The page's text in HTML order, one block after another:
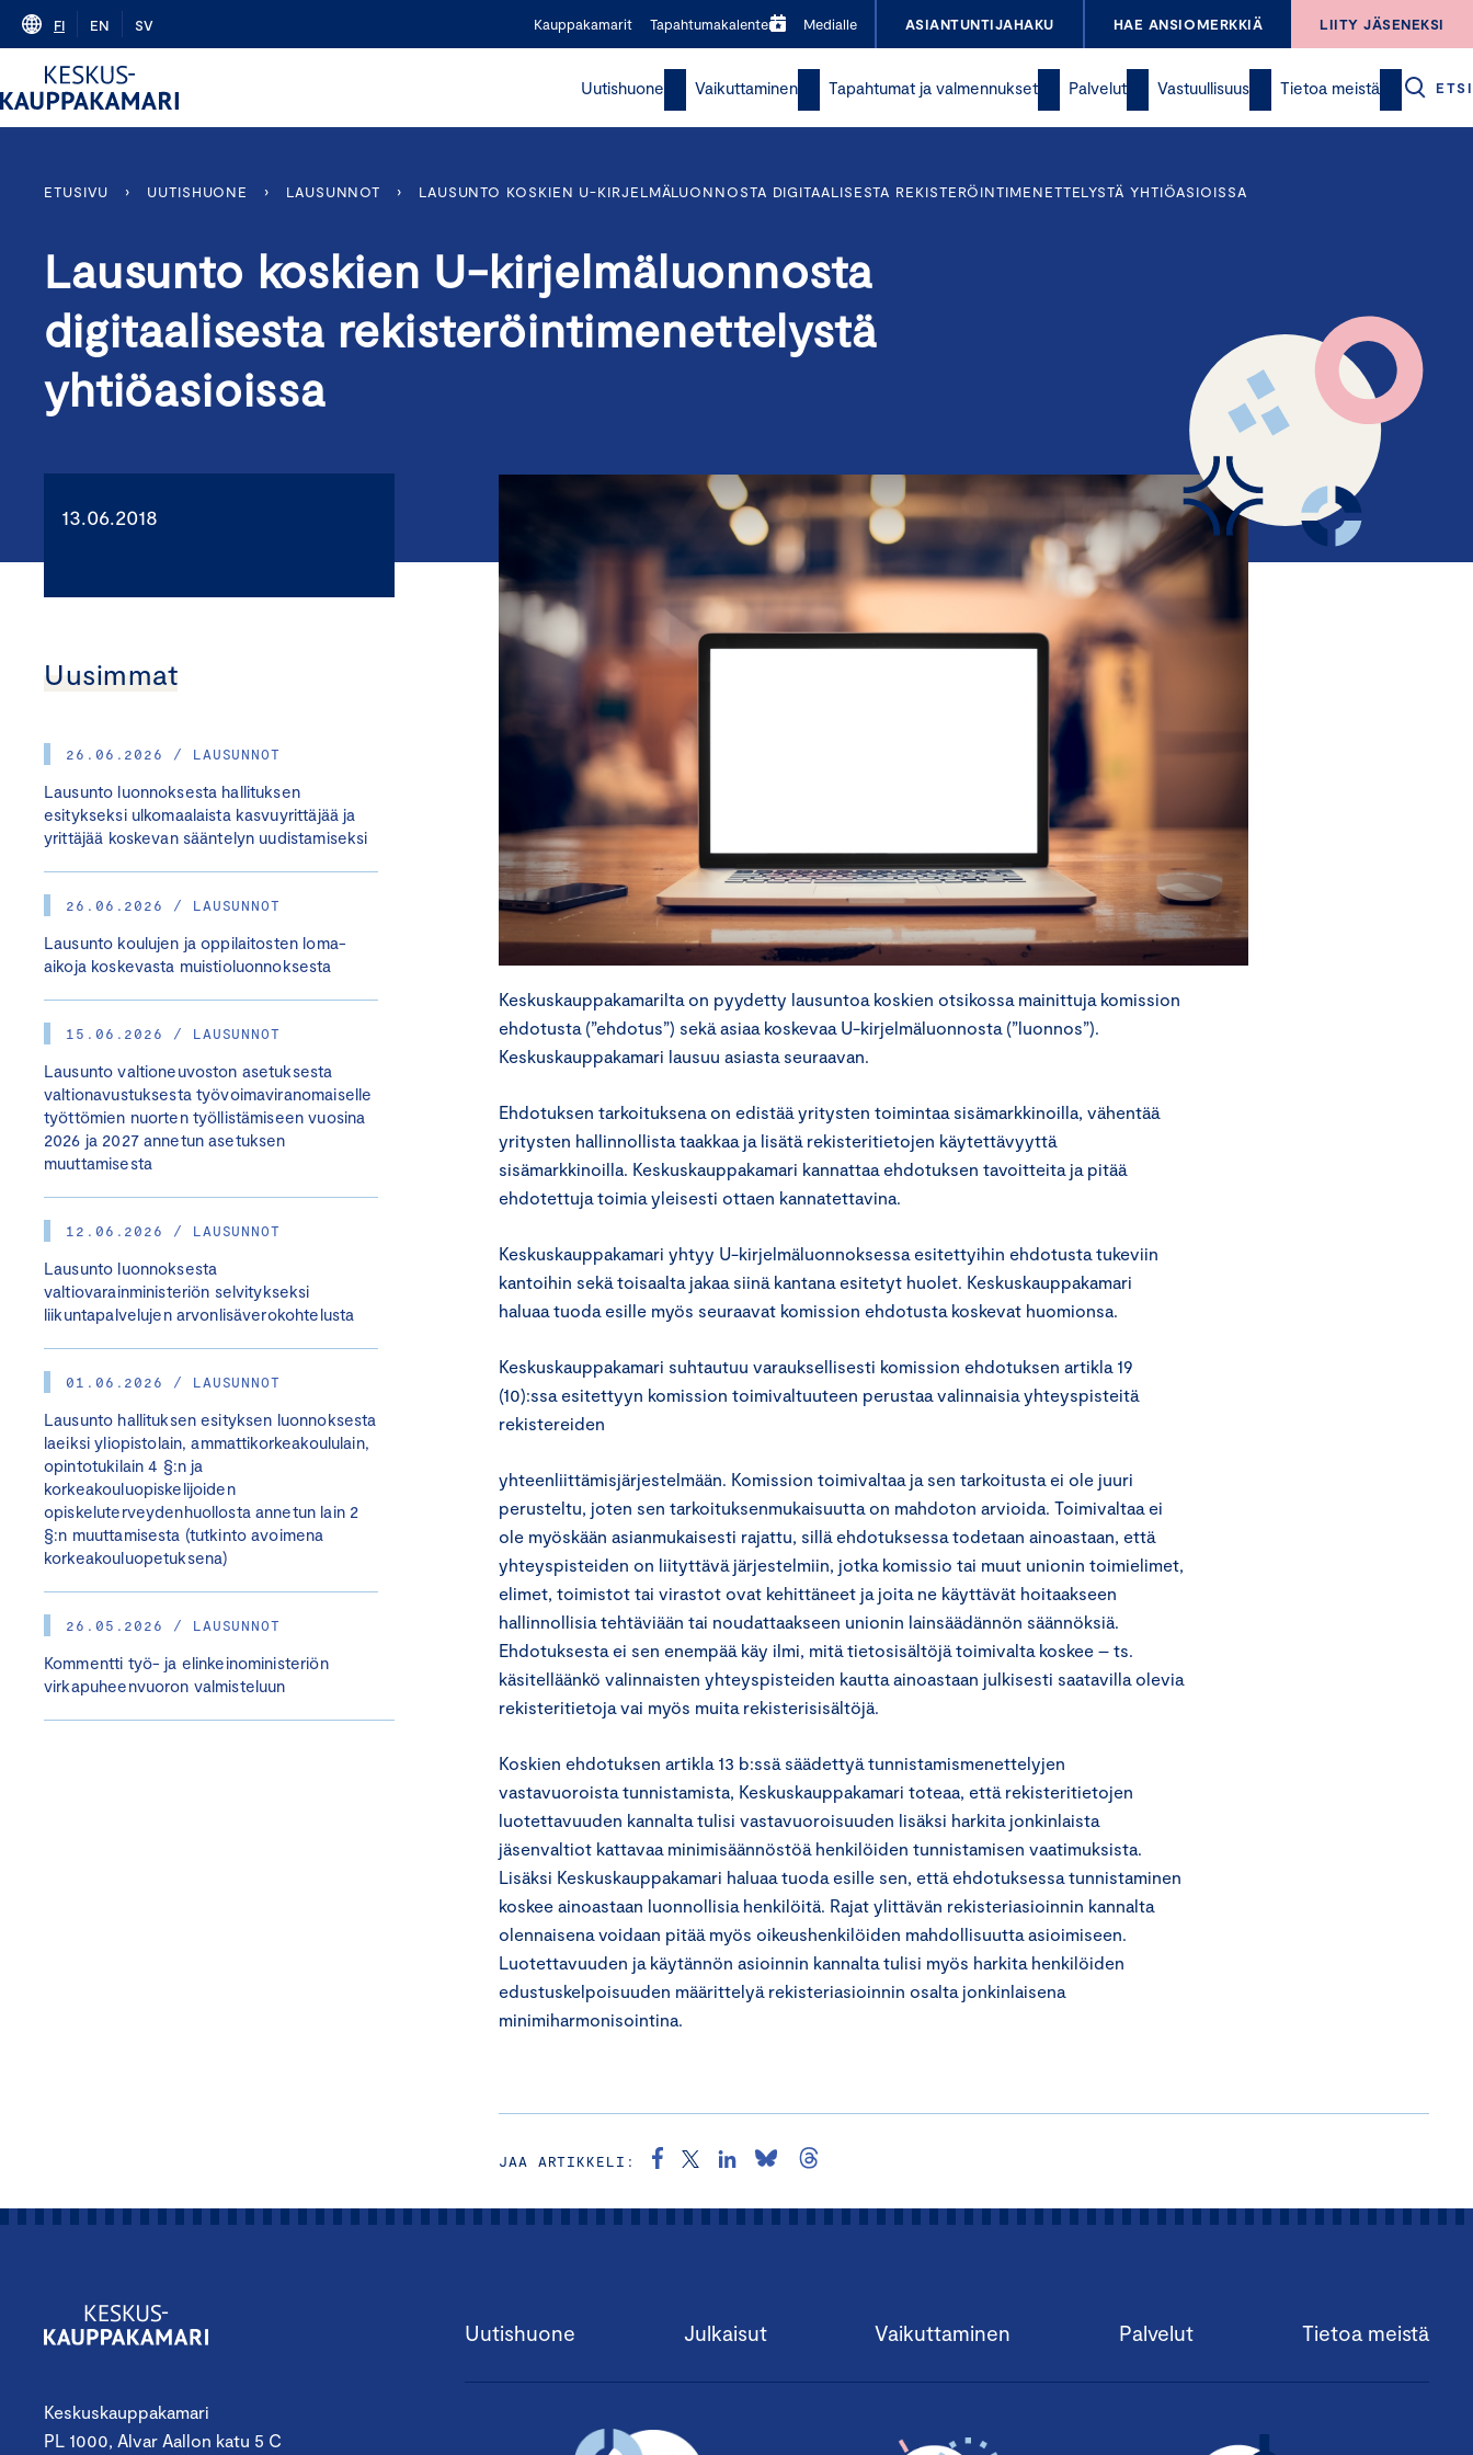
Skip
content
FI EN SV Kauppakamarit Tapahtumakalenteri Medialle ASIANTUNTIJAHAKU HAE ANSIOMERKKIÄ LIITY JÄSENEKSI
Uutishuone Vaikuttaminen Tapahtumat ja valmennukset Palvelut Vastuullisuus Tietoa meistä ETSI
ETUSIVU › UUTISHUONE › LAUSUNNOT › LAUSUNTO KOSKIEN U-KIRJELMÄLUONNOSTA DIGITAALISESTA REKISTERÖINTIMENETTELYSTÄ YHTIÖASIOISSA
Lausunto koskien U-kirjelmäluonnosta
digitaalisesta rekisteröintimenettelystä
yhtiöasioissa
13.06.2018
Uusimmat
26.06.2026 / LAUSUNNOT
Lausunto luonnoksesta hallituksen
esitykseksi ulkomaalaista kasvuyrittäjää ja
yrittäjää koskevan sääntelyn uudistamiseksi
26.06.2026 / LAUSUNNOT
Lausunto koulujen ja oppilaitosten loma-
aikoja koskevasta muistioluonnoksesta
15.06.2026 / LAUSUNNOT
Lausunto valtioneuvoston asetuksesta
valtionavustuksesta työvoimaviranomaiselle
työttömien nuorten työllistämiseen vuosina
2026 ja 2027 annetun asetuksen
muuttamisesta
12.06.2026 / LAUSUNNOT
Lausunto luonnoksesta
valtiovarainministeriön selvitykseksi
liikuntapalvelujen arvonlisäverokohtelusta
01.06.2026 / LAUSUNNOT
Lausunto hallituksen esityksen luonnoksesta
laeiksi yliopistolain, ammattikorkeakoululain,
opintotukilain 4 §:n ja
korkeakouluopiskelijoiden
opiskeluterveydenhuollosta annetun lain 2
§:n muuttamisesta (tutkinto avoimena
korkeakouluopetuksena)
26.05.2026 / LAUSUNNOT
Kommentti työ- ja elinkeinoministeriön
virkapuheenvuoron valmisteluun
Keskuskauppakamarilta on pyydetty lausuntoa koskien otsikossa mainittuja komission
ehdotusta (”ehdotus”) sekä asiaa koskevaa U-kirjelmäluonnosta (”luonnos”).
Keskuskauppakamari lausuu asiasta seuraavan.
Ehdotuksen tarkoituksena on edistää yritysten toimintaa sisämarkkinoilla, vähentää
yritysten hallinnollista taakkaa ja lisätä rekisteritietojen käytettävyyttä
sisämarkkinoilla. Keskuskauppakamari kannattaa ehdotuksen tavoitteita ja pitää
ehdotettuja toimia yleisesti ottaen kannatettavina.
Keskuskauppakamari yhtyy U-kirjelmäluonnoksessa esitettyihin ehdotusta tukeviin
kantoihin sekä toisaalta jakaa siinä kantana esitetyt huolet. Keskuskauppakamari
haluaa tuoda esille myös seuraavat komission ehdotusta koskevat huomionsa.
Keskuskauppakamari suhtautuu varauksellisesti komission ehdotuksen artikla 19
(10):ssa esitettyyn komission toimivaltuuteen perustaa valinnaisia yhteyspisteitä
rekistereiden
yhteenliittämisjärjestelmään. Komission toimivaltaa ja sen tarkoitusta ei ole juuri
perusteltu, joten sen tarkoituksenmukaisuutta on mahdoton arvioida. Toimivaltaa ei
ole myöskään asianmukaisesti rajattu, sillä ehdotuksessa todetaan ainoastaan, että
yhteyspisteiden on liityttävä järjestelmiin, jotka komissio tai muut unionin toimielimet,
elimet, toimistot tai virastot ovat kehittäneet ja joita ne käyttävät hoitaakseen
hallinnollisia tehtäviään tai noudattaakseen unionin lainsäädännön säännöksiä.
Ehdotuksesta ei sen enempää käy ilmi, mitä tietosisältöjä toimivalta koskee – ts.
käsitelläänkö valinnaisten yhteyspisteiden kautta ainoastaan julkisesti saatavilla olevia
rekisteritietoja vai myös muita rekisterisisältöjä.
Koskien ehdotuksen artikla 13 b:ssä säädettyä tunnistamismenettelyjen
vastavuoroista tunnistamista, Keskuskauppakamari toteaa, että rekisteritietojen
luotettavuuden kannalta tulisi vastavuoroisuuden lisäksi harkita jonkinlaista
jäsenvaltiot kattavaa minimisäännöstöä henkilöiden tunnistamisen vaatimuksista.
Lisäksi Keskuskauppakamari haluaa tuoda esille sen, että ehdotuksessa tunnistaminen
koskee ainoastaan luonnollisia henkilöitä. Rajat ylittävän rekisteriasioinnin kannalta
olennaisena voidaan pitää myös oikeushenkilöiden mahdollisuutta asioimiseen.
Luotettavuuden ja käytännön asioinnin kannalta tulisi myös harkita henkilöiden
edustuskelpoisuuden määrittelyä rekisteriasioinnin osalta jonkinlaisena
minimiharmonisointina.
JAA ARTIKKELI:
Keskuskauppakamari
PL 1000, Alvar Aallon katu 5 C
Uutishuone Julkaisut Vaikuttaminen Palvelut Tietoa meistä